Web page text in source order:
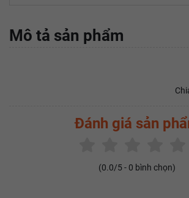
Mô tả sản phẩm
Đánh giá sản
(0.0/5 - 0 bình chọn)